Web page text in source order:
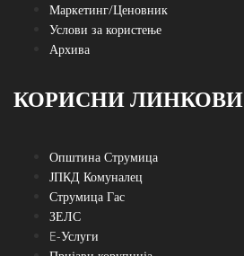
Маркетинг/Ценовник
Услови за користење
Архива
КОРИСНИ ЛИНКОВИ
Општина Струмица
ЈПКД Комуналец
Струмица Гас
ЗЕЛС
E-Услуги